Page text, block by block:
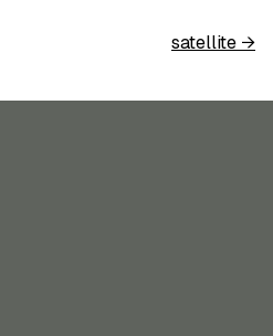
satellite →